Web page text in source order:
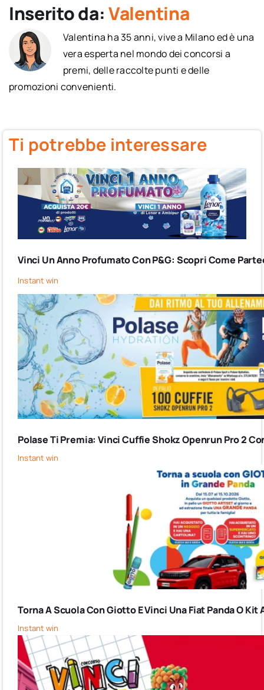
Inserito da:Valentina
Valentina ha 35 anni, vive a Milano ed è una
vera esperta nel mondo dei concorsi a
premi, delle raccolte punti e delle
promozioni convenienti.
Ti potrebbe interessare
Vinci Un Anno Profumato Con P&G: Scopri Come
Instant win
Polase Ti Premia: Vinci Cuffie Shokz Openrun Pro 2
Instant win
Torna A Scuola Con Giotto E Vinci Una Fiat Panda O
Instant win